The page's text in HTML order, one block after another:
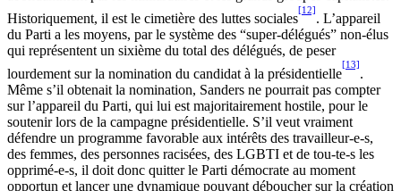
Historiquement, il est le cimetière des luttes sociales
[12]
. L’appareil
du Parti a les moyens, par le système des “super-délégués” non-élus
qui représentent un sixième du total des délégués, de peser
lourdement sur la nomination du candidat à la présidentielle
[13]
.
Même s’il obtenait la nomination, Sanders ne pourrait pas compter
sur l’appareil du Parti, qui lui est majoritairement hostile, pour le
soutenir lors de la campagne présidentielle. S’il veut vraiment
défendre un programme favorable aux intérêts des travailleur-e-s,
des femmes, des personnes racisées, des LGBTI et de tou-te-s les
opprimé-e-s, il doit donc quitter le Parti démocrate au moment
opportun et lancer une dynamique pouvant déboucher sur la création